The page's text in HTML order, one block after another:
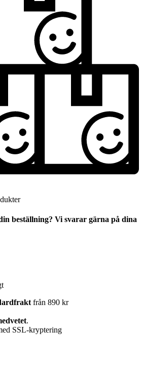
beställning? Vi svarar gärna på dina
från 890 kr
.
SSL-kryptering